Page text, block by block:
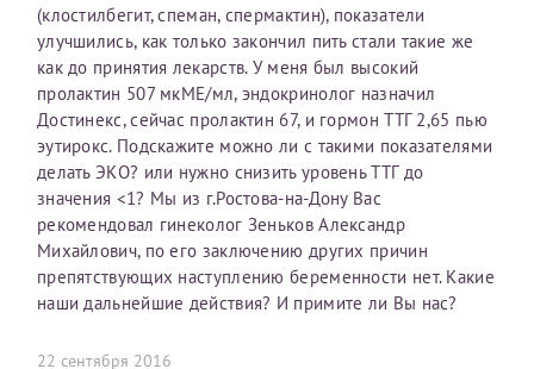
(клостилбегит, спеман, спермактин), показатели
улучшились, как только закончил пить стали такие же
как до принятия лекарств. У меня был высокий
пролактин 507 мкМЕ/мл, эндокринолог назначил
Достинекс, сейчас пролактин 67, и гормон ТТГ 2,65 пью
эутирокс. Подскажите можно ли с такими показателями
делать ЭКО? или нужно снизить уровень ТТГ до
значения <1? Мы из г.Ростова-на-Дону Вас
рекомендовал гинеколог Зеньков Александр
Михайлович, по его заключению других причин
препятствующих наступлению беременности нет. Какие
наши дальнейшие действия? И примите ли Вы нас?
22 сентября 2016
О каком враче расскажете?
Ваш отзыв
Электронная почта*
Номер телефона*
Номер медицинской карты МЦРМ
Сдать спермограмму
Наши специалисты готовы помочь вам, предоставив
общую информацию и рекомендации на основе
ваших вопросов. Задайте ваш вопрос,
и мы постараемся ответить на него как можно
скорее.
Я подтверждаю, что ознакомился с уведомлением,
приведённым выше.
Далее
первом заявлении. После отправки готового документа
изменения и переоформление справки на другого
налогоплательщика не выполняются. Пожалуйста,
внимательно проверяйте все данные перед отправкой
заявки.
После отправки заявки вы получите письмо на указанную
электронную почту с подтверждением « Заявка на справку
принята». Если письмо не поступит, пожалуйста, свяжитесь
с МЦРМ для уточнения информации.
Заявление